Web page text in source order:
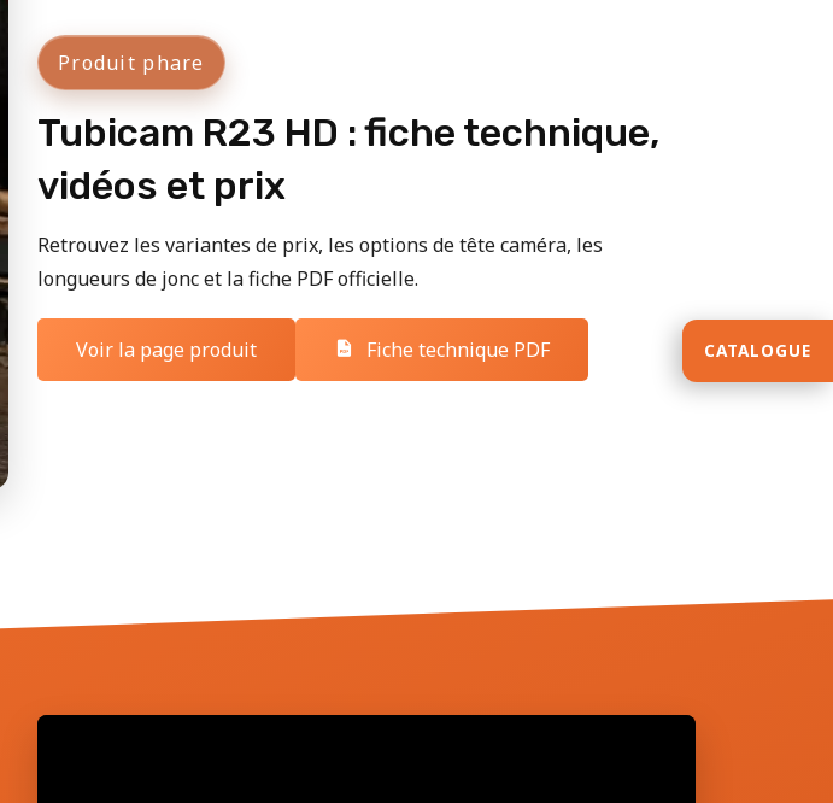
Produit phare
Tubicam R23 HD : fiche technique,
vidéos et prix
Retrouvez les variantes de prix, les options de tête caméra, les
longueurs de jonc et la fiche PDF officielle.
Voir la page produit Fiche technique PDF CATALOGUE